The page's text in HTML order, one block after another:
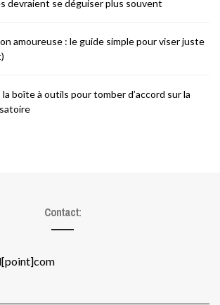
devraient se déguiser plus souvent
amoureuse : le guide simple pour viser juste
la boîte à outils pour tomber d’accord sur la
Contact: